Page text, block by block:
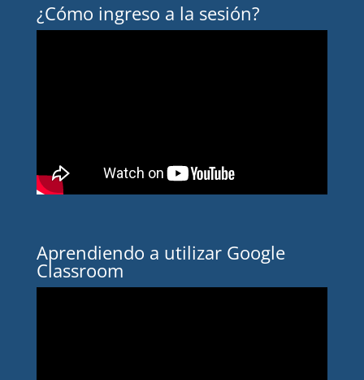
¿Cómo ingreso a la sesión?
Aprendiendo a utilizar Google
Classroom